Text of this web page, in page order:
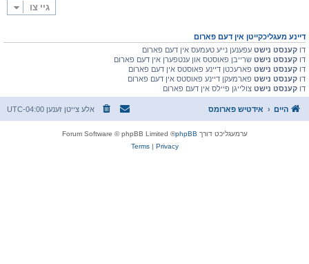
גיי צו
דיינע מעגליכקייטן אין דעם פארום
דו קענסט נישט עפענען נייע טעמעס אין דעם פארום
דו קענסט נישט שרייבן פאוסטס און ענטפערן אין דעם פארום
דו קענסט נישט פארעכטן דיינע פאוסטס אין דעם פארום
דו קענסט נישט פארמעקן דיינע פאוסטס אין דעם פארום
דו קענסט נישט צולייגן פיילס אין דעם פארום
היים אידטיש פארומס אלע צייטן זענען UTC-04:00
ערמעגליכט דורך phpBB
® Forum Software © phpBB Limited
Privacy
|
Terms